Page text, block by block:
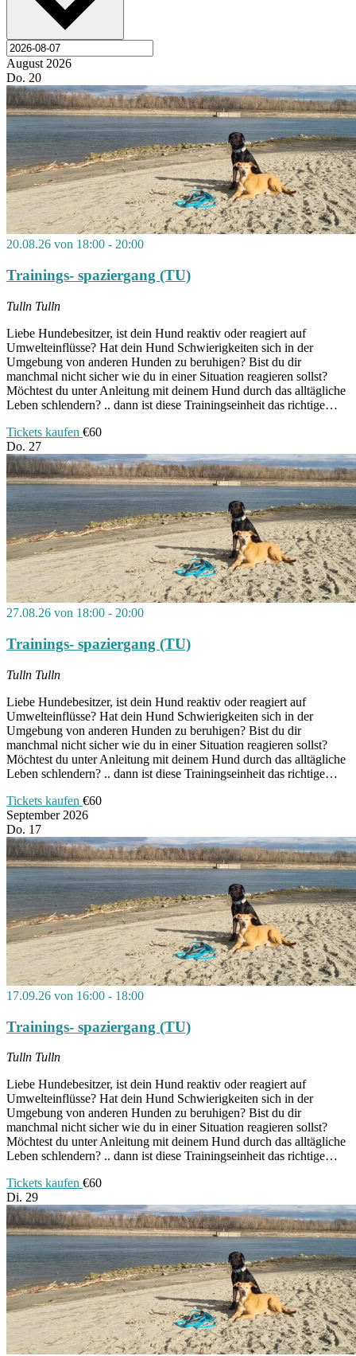
August 2026
Do. 20
20.08.26 von 18:00 - 20:00
Trainings- spaziergang (TU)
Tulln Tulln
Liebe Hundebesitzer, ist dein Hund reaktiv oder reagiert auf
Umwelteinflüsse? Hat dein Hund Schwierigkeiten sich in der
Umgebung von anderen Hunden zu beruhigen? Bist du dir
manchmal nicht sicher wie du in einer Situation reagieren sollst?
Möchtest du unter Anleitung mit deinem Hund durch das alltägliche
Leben schlendern? .. dann ist diese Trainingseinheit das richtige…
Tickets kaufen €60
Do. 27
27.08.26 von 18:00 - 20:00
Trainings- spaziergang (TU)
Tulln Tulln
Liebe Hundebesitzer, ist dein Hund reaktiv oder reagiert auf
Umwelteinflüsse? Hat dein Hund Schwierigkeiten sich in der
Umgebung von anderen Hunden zu beruhigen? Bist du dir
manchmal nicht sicher wie du in einer Situation reagieren sollst?
Möchtest du unter Anleitung mit deinem Hund durch das alltägliche
Leben schlendern? .. dann ist diese Trainingseinheit das richtige…
Tickets kaufen €60
September 2026
Do. 17
17.09.26 von 16:00 - 18:00
Trainings- spaziergang (TU)
Tulln Tulln
Liebe Hundebesitzer, ist dein Hund reaktiv oder reagiert auf
Umwelteinflüsse? Hat dein Hund Schwierigkeiten sich in der
Umgebung von anderen Hunden zu beruhigen? Bist du dir
manchmal nicht sicher wie du in einer Situation reagieren sollst?
Möchtest du unter Anleitung mit deinem Hund durch das alltägliche
Leben schlendern? .. dann ist diese Trainingseinheit das richtige…
Tickets kaufen €60
Di. 29